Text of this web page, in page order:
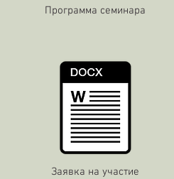
Программа семинара
Заявка на участие